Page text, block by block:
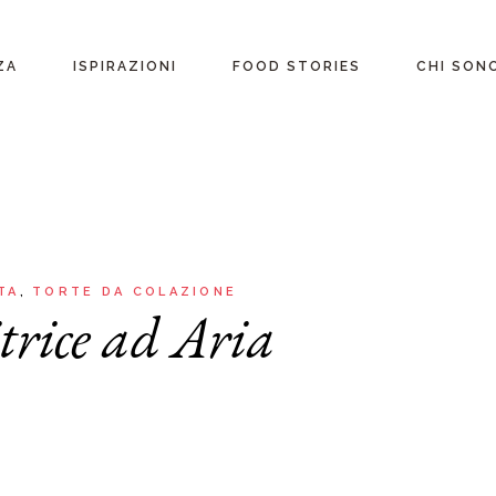
ISPIRAZIONI
Menu Completi
Video ricette
FOOD STORIES CHI
TORTE DA COLAZIONE
ad Aria